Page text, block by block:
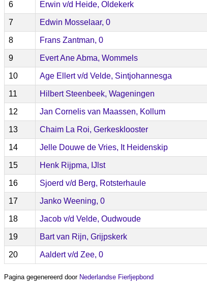
6 Erwin v/d Heide, Oldekerk
7 Edwin Mosselaar, 0
8 Frans Zantman, 0
9 Evert Ane Abma, Wommels
10 Age Ellert v/d Velde, Sintjohannesga
11 Hilbert Steenbeek, Wageningen
12 Jan Cornelis van Maassen, Kollum
13 Chaim La Roi, Gerkesklooster
14 Jelle Douwe de Vries, It Heidenskip
15 Henk Rijpma, IJlst
16 Sjoerd v/d Berg, Rotsterhaule
17 Janko Weening, 0
18 Jacob v/d Velde, Oudwoude
19 Bart van Rijn, Grijpskerk
20 Aaldert v/d Zee, 0
Pagina gegenereerd door Nederlandse Fierljepbond